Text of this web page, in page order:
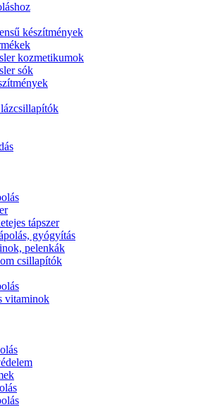
készítmények
kozmetikumok
sók
tápszer
gyógyítás
pelenkák
csillapítók
vitaminok